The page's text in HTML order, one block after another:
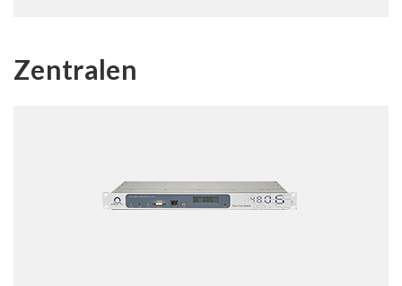
Zentralen